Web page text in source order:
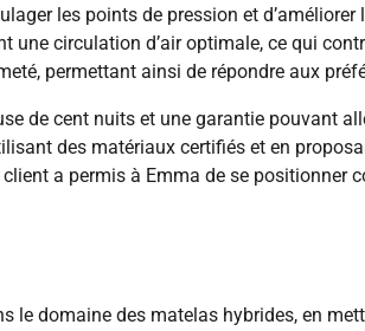
les points de pression et
circulation d’air optimale, ce qui
permettant ainsi de répondre aux
de cent nuits et une garantie pouvant
des matériaux certifiés et en
a permis à Emma de se positionner
le domaine des matelas hybrides, en